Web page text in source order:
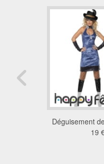
Déguisement
19